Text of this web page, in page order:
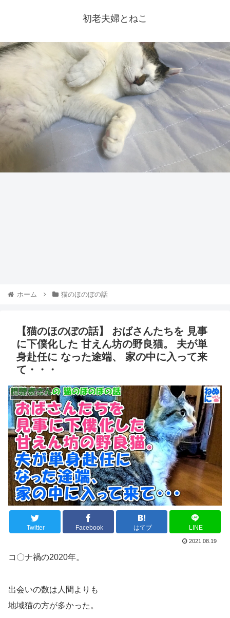
初老夫婦とねこ
ホーム 猫のほのぼの話
【猫のほのぼの話】 おばさんたちを 見事
に下僕化した 甘えん坊の野良猫。 夫が単
身赴任に なった途端、 家の中に入って来
て・・・
猫のほのぼの話
Twitter Facebook はてブ LINE
2021.08.19
コ〇ナ禍の2020年。
出会いの数は人間よりも
地域猫の方が多かった。